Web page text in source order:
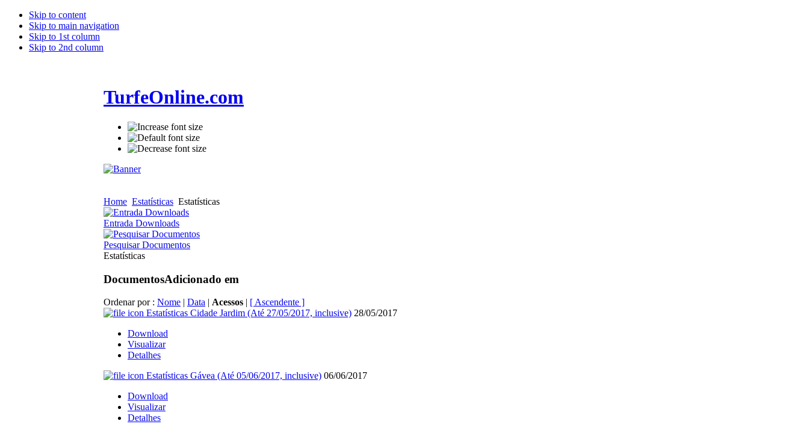
Skip to content
Skip to main navigation
Skip to 1st column
Skip to 2nd column
TurfeOnline.com
Home Estatísticas Estatísticas
Entrada Downloads
Pesquisar Documentos
Estatísticas
DocumentosAdicionado em
Ordenar por : Nome | Data | Acessos | [ Ascendente ]
Estatísticas Cidade Jardim (Até 27/05/2017, inclusive) 28/05/2017
Download
Visualizar
Detalhes
Estatísticas Gávea (Até 05/06/2017, inclusive) 06/06/2017
Download
Visualizar
Detalhes